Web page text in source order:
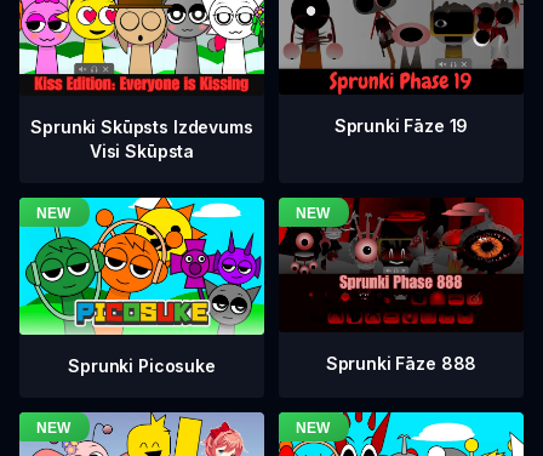
Sprunki Skūpsts Izdevums
Visi Skūpsta
Sprunki Fāze 19
Sprunki Picosuke Sprunki Fāze 888